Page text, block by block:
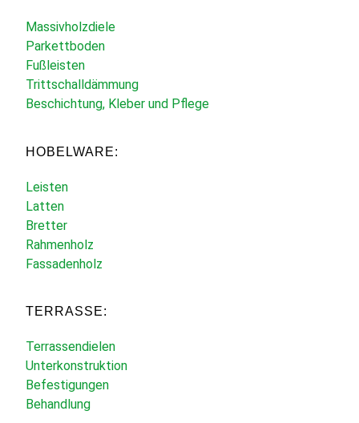
Massivholzdiele
Parkettboden
Fußleisten
Trittschalldämmung
Beschichtung, Kleber und Pflege
HOBELWARE:
Leisten
Latten
Bretter
Rahmenholz
Fassadenholz
TERRASSE:
Terrassendielen
Unterkonstruktion
Befestigungen
Behandlung